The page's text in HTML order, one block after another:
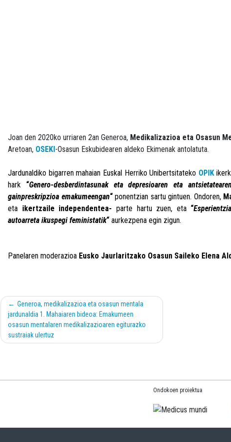
Joan den 2020ko urriaren 2an Generoa, Medikalizazioa eta Osasun
Aretoan, OSEKI-Osasun Eskubidearen aldeko Ekimenak antolatuta.
Jardunaldiko bigarren mahaian Euskal Herriko Unibertsitateko OPIK
hark “Genero-desberdintasunak eta depresioaren eta
gainpreskripzioa emakumeengan“ponentzian sartu gintuen. Ondoren,
eta ikertzaile independentea- parte hartu zuen, eta “
autoarreta ikuspegi feministatik“ aurkezpena egin zigun.
Panelaren moderazioa Eusko Jaurlaritzako Osasun Saileko Elena
Post
navigation
Generoa, medikalizazioa eta osasun mentala
jardunaldia 1. Mahaiaren bideoa: Emakumeen
osasun mentalaren medikalizazioaren egiturazko
sustraiak ulertuz
Ondokoen proiektua